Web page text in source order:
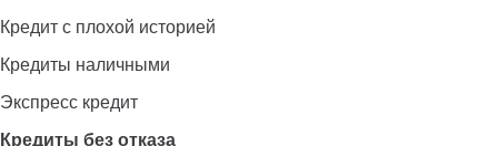
Кредит с плохой историей
Кредиты наличными
Экспресс кредит
Кредиты без отказа